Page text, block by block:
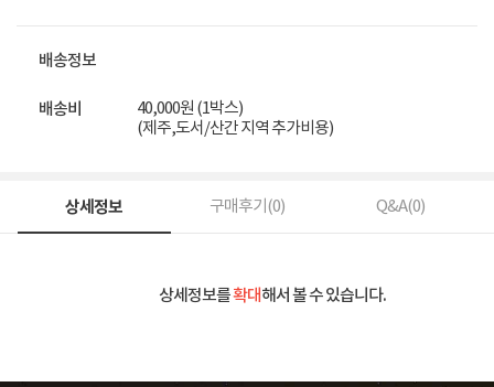
배송정보
배송비
40,000원 (1박스)
(제주,도서/산간 지역 추가비용)
상세정보 구매후기(0) Q&A(0)
상세정보를확대해서 볼 수 있습니다.